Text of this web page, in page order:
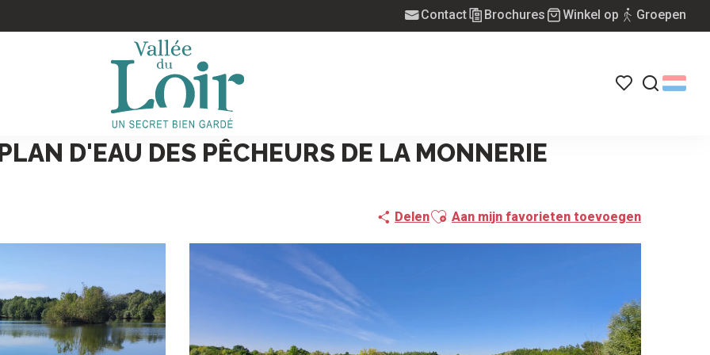
Contact Brochures Winkel op Groepen
D'EAU DES PÊCHEURS DE LA MONNERIE
DelenAjouter aux favoris
Aan mijn favorieten toevoegen